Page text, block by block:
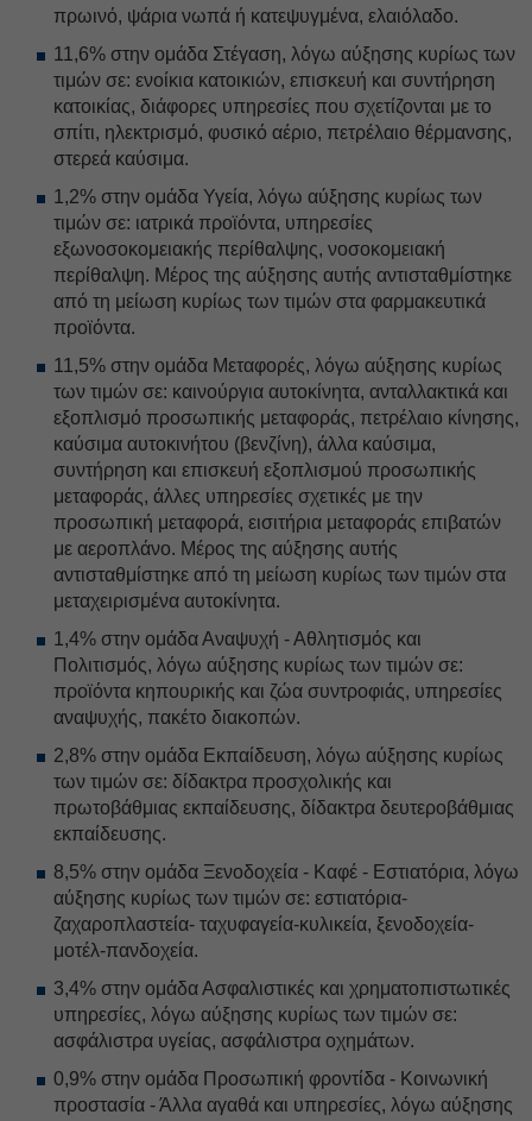
πρωινό, ψάρια νωπά ή κατεψυγμένα, ελαιόλαδο.
11,6% στην ομάδα Στέγαση, λόγω αύξησης κυρίως των
τιμών σε: ενοίκια κατοικιών, επισκευή και συντήρηση
κατοικίας, διάφορες υπηρεσίες που σχετίζονται με το
σπίτι, ηλεκτρισμό, φυσικό αέριο, πετρέλαιο θέρμανσης,
στερεά καύσιμα.
1,2% στην ομάδα Υγεία, λόγω αύξησης κυρίως των
τιμών σε: ιατρικά προϊόντα, υπηρεσίες
εξωνοσοκομειακής περίθαλψης, νοσοκομειακή
περίθαλψη. Μέρος της αύξησης αυτής αντισταθμίστηκε
από τη μείωση κυρίως των τιμών στα φαρμακευτικά
προϊόντα.
11,5% στην ομάδα Μεταφορές, λόγω αύξησης κυρίως
των τιμών σε: καινούργια αυτοκίνητα, ανταλλακτικά και
εξοπλισμό προσωπικής μεταφοράς, πετρέλαιο κίνησης,
καύσιμα αυτοκινήτου (βενζίνη), άλλα καύσιμα,
συντήρηση και επισκευή εξοπλισμού προσωπικής
μεταφοράς, άλλες υπηρεσίες σχετικές με την
προσωπική μεταφορά, εισιτήρια μεταφοράς επιβατών
με αεροπλάνο. Μέρος της αύξησης αυτής
αντισταθμίστηκε από τη μείωση κυρίως των τιμών στα
μεταχειρισμένα αυτοκίνητα.
1,4% στην ομάδα Αναψυχή - Αθλητισμός και
Πολιτισμός, λόγω αύξησης κυρίως των τιμών σε:
προϊόντα κηπουρικής και ζώα συντροφιάς, υπηρεσίες
αναψυχής, πακέτο διακοπών.
2,8% στην ομάδα Εκπαίδευση, λόγω αύξησης κυρίως
των τιμών σε: δίδακτρα προσχολικής και
πρωτοβάθμιας εκπαίδευσης, δίδακτρα δευτεροβάθμιας
εκπαίδευσης.
8,5% στην ομάδα Ξενοδοχεία - Καφέ - Εστιατόρια, λόγω
αύξησης κυρίως των τιμών σε: εστιατόρια-
ζαχαροπλαστεία- ταχυφαγεία-κυλικεία, ξενοδοχεία-
μοτέλ-πανδοχεία.
3,4% στην ομάδα Ασφαλιστικές και χρηματοπιστωτικές
υπηρεσίες, λόγω αύξησης κυρίως των τιμών σε:
ασφάλιστρα υγείας, ασφάλιστρα οχημάτων.
0,9% στην ομάδα Προσωπική φροντίδα - Κοινωνική
προστασία - Άλλα αγαθά και υπηρεσίες, λόγω αύξησης